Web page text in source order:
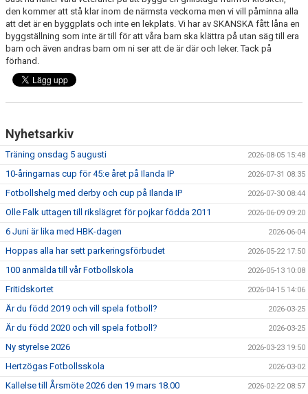
FRISPARKEN
BLI MEDLEM
FÖRENINGSDOKUMENT_GAMLA
SPONSORER
FÖRENINGSDOKUMENT
den kommer att stå klar inom de närmsta veckorna men vi vill påminna alla
att det är en byggplats och inte en lekplats. Vi har av SKANSKA fått låna en
byggställning som inte är till för att våra barn ska klättra på utan säg till era
barn och även andras barn om ni ser att de är där och leker. Tack på
förhand.
Nyhetsarkiv
Träning onsdag 5 augusti 2026-08-05 15:48
10-åringarnas cup för 45:e året på Ilanda IP 2026-07-31 08:35
Fotbollshelg med derby och cup på Ilanda IP 2026-07-30 08:44
Olle Falk uttagen till rikslägret för pojkar födda 2011 2026-06-09 09:20
6 Juni är lika med HBK-dagen 2026-06-04
Hoppas alla har sett parkeringsförbudet 2026-05-22 17:50
100 anmälda till vår Fotbollskola 2026-05-13 10:08
Fritidskortet 2026-04-15 14:06
Är du född 2019 och vill spela fotboll? 2026-03-25
Är du född 2020 och vill spela fotboll? 2026-03-25
Ny styrelse 2026 2026-03-23 19:50
Hertzögas Fotbollsskola 2026-03-02
Kallelse till Årsmöte 2026 den 19 mars 18.00 2026-02-22 08:57